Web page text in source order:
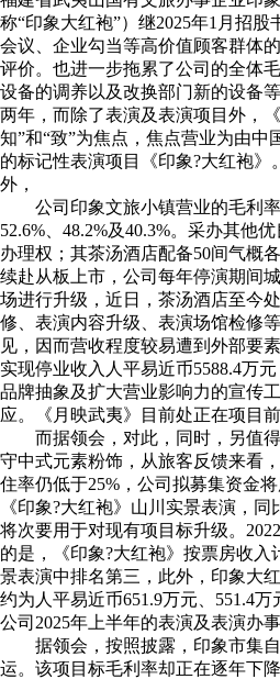
称“印象大红袍”）继2025年1月招
会议、企业勾当等高价值顾客群体
评价。也进一步拖累了公司的全体
设备的调养以及改换部门新的设备
两年，而除了表演及表演项目外，
知”和“致”为焦点，焦点营业为由中
的标记性表演项目《印象?大红袍》
外，
公司印象文旅小镇营业的毛利率
52.6%、48.2%及40.3%。采办其他
办理权；其茶汤酒店配备50间气概
续赴从板上市，公司每年停演期间
场进行升级，近日，茶汤酒店至今
修、表演内容升级、表演场馆检修
见，因而营收程度较易遭到外部要
实现停业收入人平易近币5588.4万
品牌抽象及扩大营业影响力的宣传
应。《月映武夷》目前处正在项目前
而据领会，对此，同时，另值得
守中式元素粉饰，从旅客反馈来看
住率仍低于25%，公司拟募集资金
《印象?大红袍》山川实景表演，
将次要用于对现有项目标升级。
的是，《印象?大红袍》按票房收
景表演中排名第三，此外，印象大
约为人平易近币651.9万元、551.4万
公司2025年上半年的表演及表演办
据领会，按照披露，印象市集自
运。该项目标毛利率却正在逐年下